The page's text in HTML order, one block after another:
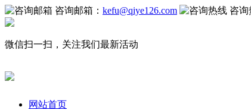
咨询邮箱： kefu@qiye126.com 咨询
微信扫一扫，关注我们最新活动
网站首页